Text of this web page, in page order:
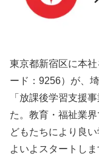
東京都新宿区に本
ード：9256）が、
「放課後学習支援
た。教育・福祉業
どもたちにより良
よいよスタートしま